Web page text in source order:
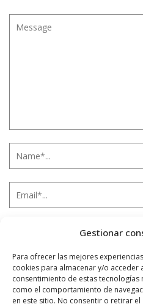
Gestionar
Para ofrecer las mejores
cookies para almacenar y/o acceder
consentimiento de estas
como el comportamiento de
en este sitio. No consentir o retirar
Notificarme vía correo
aprobado.